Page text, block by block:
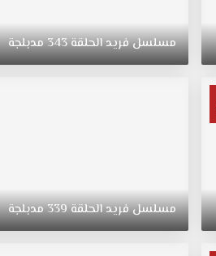
مسلسلفريدالحلقة343مدبلجة
مسلسلفريدالحلقة339مدبلجة